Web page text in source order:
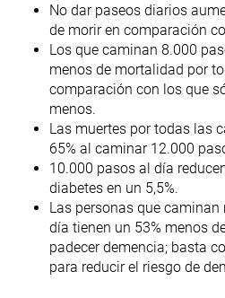
No dar paseos diarios
de morir en comparación
Los que caminan 8.000
menos de mortalidad por
comparación con los que
menos.
Las muertes por todas las
65% al caminar 12.000
10.000 pasos al día
diabetes en un 5,5%.
Las personas que
día tienen un 53% menos
padecer demencia; basta
para reducir el riesgo de